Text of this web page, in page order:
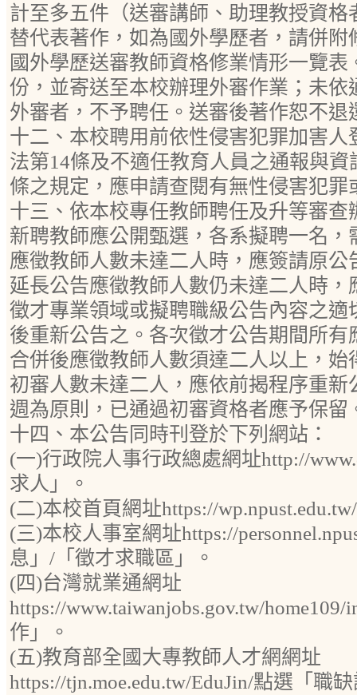
計至多五件（送審講師、助理教授資
替代表著作，如為國外學歷者，請併
國外學歷送審教師資格修業情形一覽
份，並寄送至本校辦理外審作業；未依
外審者，不予聘任。送審後著作恕不退
十二、本校聘用前依性侵害犯罪加害
法第14條及不適任教育人員之通報與
條之規定，應申請查閱有無性侵害犯
十三、依本校專任教師聘任及升等審查
新聘教師應公開甄選，各系擬聘一名
應徵教師人數未達二人時，應簽請原
延長公告應徵教師人數仍未達二人時
徵才專業領域或擬聘職級公告內容之適
後重新公告之。各次徵才公告期間所
合併後應徵教師人數須達二人以上，
初審人數未達二人，應依前揭程序重
週為原則，已通過初審資格者應予保留
十四、本公告同時刊登於下列網站：
(一)行政院人事行政總處網址http://
求人」。
(二)本校首頁網址https://
(三)本校人事室網址https://
息」/「徵才求職區」。
(四)台灣就業通網址
https://www.taiwanjobs.gov.tw/
作」。
(五)教育部全國大專教師人才網網址
https://tjn.moe.edu.tw/EduJin/點選「職